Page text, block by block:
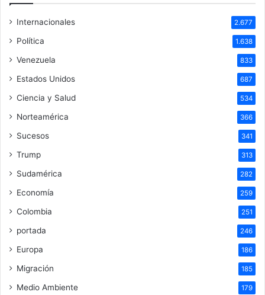
Internacionales 2.677
Política 1.638
Venezuela 833
Estados Unidos 687
Ciencia y Salud 534
Norteamérica 366
Sucesos 341
Trump 313
Sudamérica 282
Economía 259
Colombia 251
portada 246
Europa 186
Migración 185
Medio Ambiente 179